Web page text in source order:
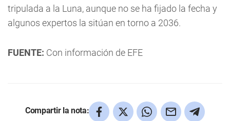
tripulada a la Luna, aunque no se ha fijado la fecha y
algunos expertos la sitúan en torno a 2036.
FUENTE: Con información de EFE
Compartir la nota: